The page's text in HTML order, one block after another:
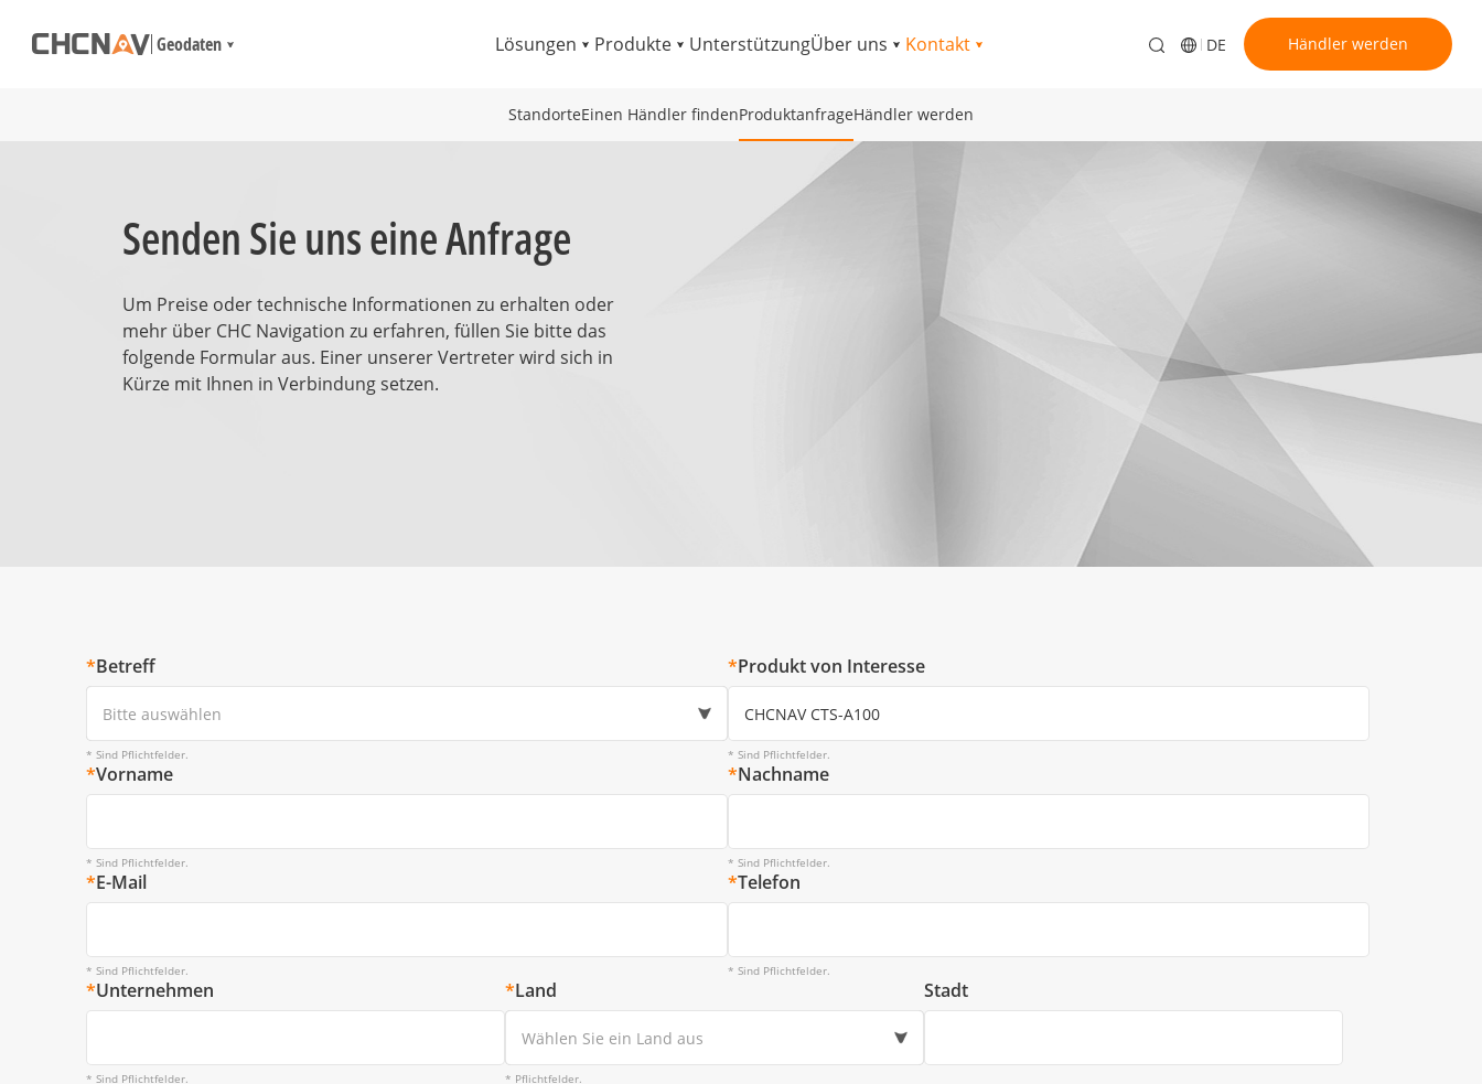
Geodaten Lösungen Produkte UnterstützungÜber uns Kontakt DE Händler werden
StandorteEinen Händler findenProduktanfrageHändler werden
Senden Sie uns eine Anfrage
Um Preise oder technische Informationen zu erhalten oder
mehr über CHC Navigation zu erfahren, füllen Sie bitte das
folgende Formular aus. Einer unserer Vertreter wird sich in
Kürze mit Ihnen in Verbindung setzen.
*Betreff
Bitte auswählen
* Sind Pflichtfelder.
*Produkt von Interesse
* Sind Pflichtfelder.
*Vorname
* Sind Pflichtfelder.
*Nachname
* Sind Pflichtfelder.
*E-Mail
* Sind Pflichtfelder.
*Telefon
* Sind Pflichtfelder.
*Unternehmen
* Sind Pflichtfelder.
*Land
Wählen Sie ein Land aus
* Pflichtfelder.
Stadt